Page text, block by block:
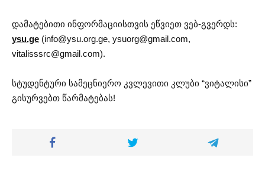
დამატებითი ინფორმაციისთვის ეწვიეთ ვებ-გვერდს:
ysu.ge (info@ysu.org.ge, ysuorg@gmail.com,
vitalisssrc@gmail.com).
სტუდენტური სამეცნიერო კვლევითი კლუბი “ვიტალისი”
გისურვებთ წარმატებას!